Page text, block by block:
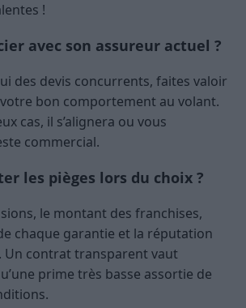
!
avec son assureur actuel ?
des devis concurrents, faites valoir
bon comportement au volant.
cas, il s’alignera ou vous
commercial.
les pièges lors du choix ?
le montant des franchises,
chaque garantie et la réputation
Un contrat transparent vaut
prime très basse assortie de